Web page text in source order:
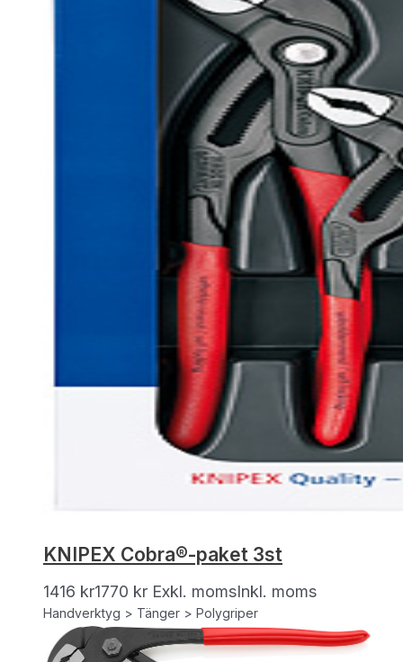
KNIPEX Cobra®-paket 3st
1416 kr1770 kr Exkl. momsInkl. moms
Handverktyg > Tänger > Polygriper